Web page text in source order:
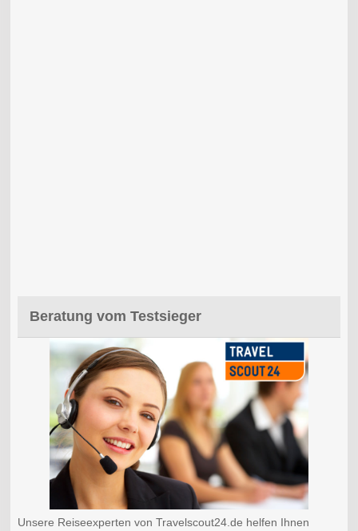
Beratung vom Testsieger
Unsere Reiseexperten von Travelscout24.de helfen Ihnen